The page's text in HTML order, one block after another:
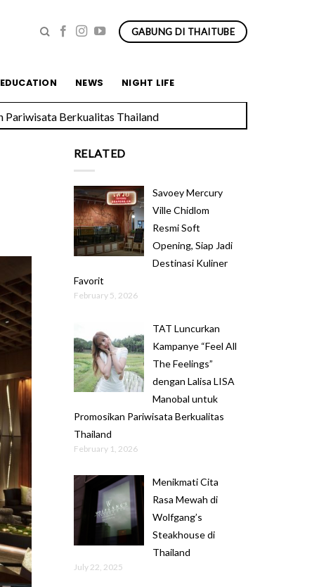
GABUNG DI THAITUBE
EDUCATION NEWS NIGHT LIFE
RELATED
Savoey Mercury
Ville Chidlom
Resmi Soft
Opening, Siap Jadi
Destinasi Kuliner
Favorit
February 5, 2026
TAT Luncurkan
Kampanye “Feel All
The Feelings”
dengan Lalisa LISA
Manobal untuk
Promosikan Pariwisata Berkualitas
Thailand
February 1, 2026
Menikmati Cita
Rasa Mewah di
Wolfgang’s
Steakhouse di
Thailand
July 22, 2025